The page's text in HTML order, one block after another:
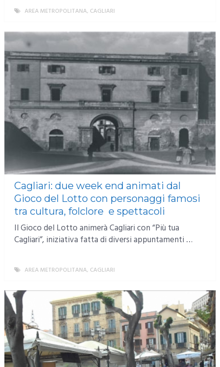
AREA METROPOLITANA, CAGLIARI
Cagliari: due week end animati dal
Gioco del Lotto con personaggi famosi
tra cultura, folclore e spettacoli
Il Gioco del Lotto animerà Cagliari con “Più tua
Cagliari”, iniziativa fatta di diversi appuntamenti …
AREA METROPOLITANA, CAGLIARI